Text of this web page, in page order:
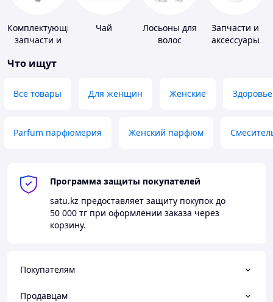
Комплектующие,
запчасти и
материалы
сантехники
Чай
Лосьоны для
волос
Запчасти и
аксессуары
Что ищут
Все товары Для женщин Женские Здоровье
Parfum парфюмерия Женский парфюм
Программа защиты покупателей
satu.kz предоставляет защиту покупок до
50 000 тг при оформлении заказа через
корзину.
Покупателям
Продавцам